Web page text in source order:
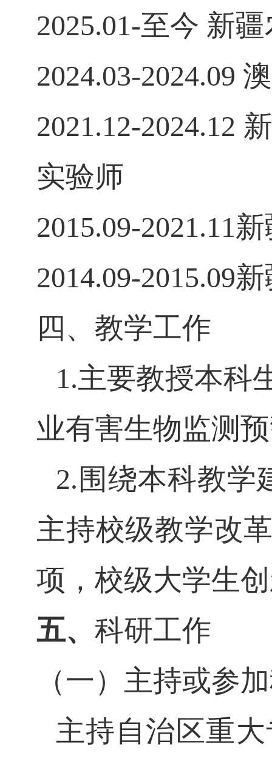
2025.01-至今 新
2024.03-2024.09
2021.12-2024.12
实验师
2015.09-2021.11
2014.09-2015.09
四、教学工作
1.主要教授本科
业有害生物监测
2.围绕本科教学
主持校级教学改
项，校级大学生
五、 科研工作
（一）主持或参
主持自治区重